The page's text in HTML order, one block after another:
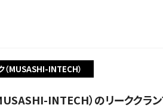
（MUSASHI-INTECH）
INTECH）のリーククラ